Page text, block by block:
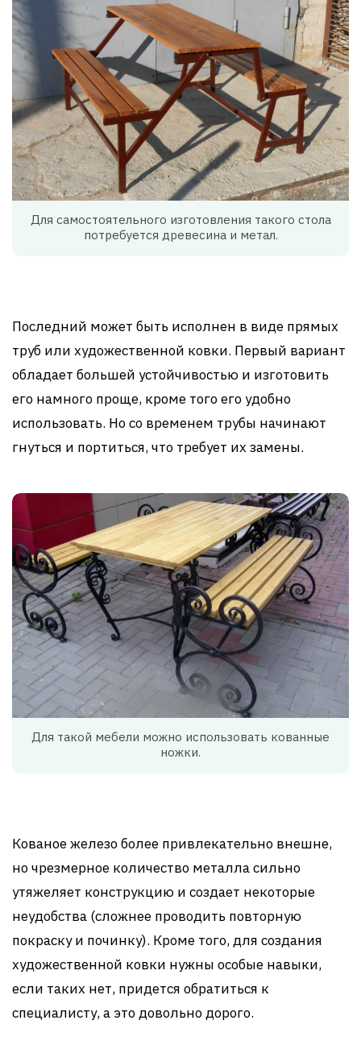
Для самостоятельного изготовления такого стола
потребуется древесина и метал.
Последний может быть исполнен в виде прямых
труб или художественной ковки. Первый вариант
обладает большей устойчивостью и изготовить
его намного проще, кроме того его удобно
использовать. Но со временем трубы начинают
гнуться и портиться, что требует их замены.
Для такой мебели можно использовать кованные
ножки.
Кованое железо более привлекательно внешне,
но чрезмерное количество металла сильно
утяжеляет конструкцию и создает некоторые
неудобства (сложнее проводить повторную
покраску и починку). Кроме того, для создания
художественной ковки нужны особые навыки,
если таких нет, придется обратиться к
специалисту, а это довольно дорого.